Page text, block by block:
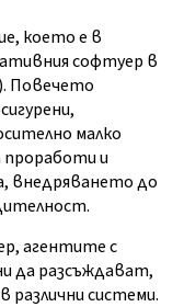
което е в
софтуер в
Повечето
малко
проработи и
внедряването до
агентите с
да разсъждават,
системи.